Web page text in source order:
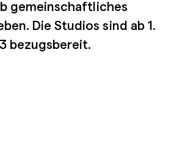
gemeinschaftliches
Die Studios sind ab 1.
bezugsbereit.